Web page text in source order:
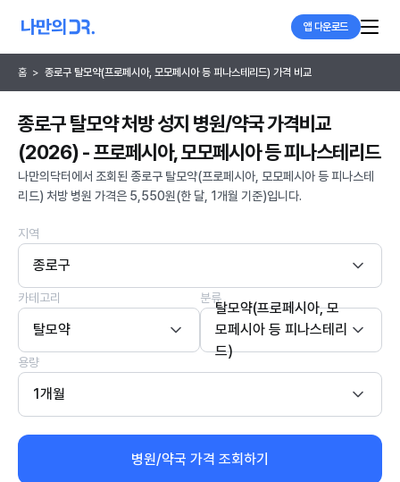
앱 다운로드
홈 > 종로구 탈모약(프로페시아, 모모페시아 등 피나스테리드) 가격 비교
종로구 탈모약 처방 성지 병원/약국 가격비교
(2026) - 프로페시아, 모모페시아 등 피나스테리드
나만의닥터에서 조회된 종로구 탈모약(프로페시아, 모모페시아 등 피나스테
리드) 처방 병원 가격은 5,550원(한 달, 1개월 기준)입니다.
지역
종로구
카테고리
탈모약
분류
탈모약(프로페시아, 모
모페시아 등 피나스테리
드)
용량
1개월
병원/약국 가격 조회하기